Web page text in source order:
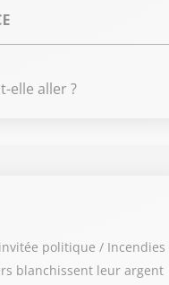
elle aller ?
politique /
blanchissent leur argent